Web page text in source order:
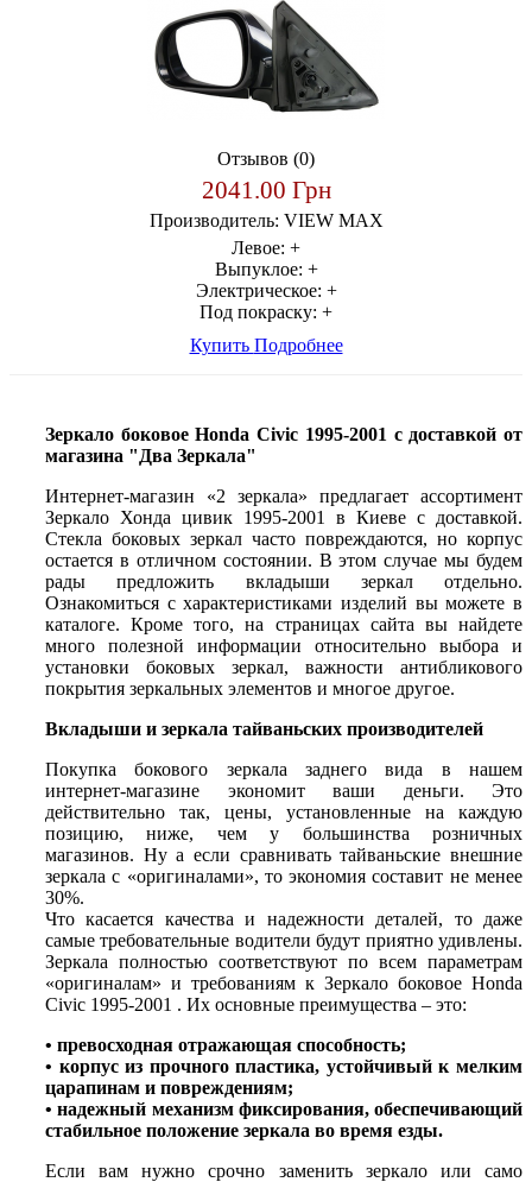
Отзывов (0)
2041.00 Грн
Производитель: VIEW MAX
Левое: +
Выпуклое: +
Электрическое: +
Под покраску: +
Купить Подробнее
Зеркало боковое Honda Civic 1995-2001 с доставкой от
магазина "Два Зеркала"
Интернет-магазин «2 зеркала» предлагает ассортимент
Зеркало Хонда цивик 1995-2001 в Киеве с доставкой.
Стекла боковых зеркал часто повреждаются, но корпус
остается в отличном состоянии. В этом случае мы будем
рады предложить вкладыши зеркал отдельно.
Ознакомиться с характеристиками изделий вы можете в
каталоге. Кроме того, на страницах сайта вы найдете
много полезной информации относительно выбора и
установки боковых зеркал, важности антибликового
покрытия зеркальных элементов и многое другое.
Вкладыши и зеркала тайваньских производителей
Покупка бокового зеркала заднего вида в нашем
интернет-магазине экономит ваши деньги. Это
действительно так, цены, установленные на каждую
позицию, ниже, чем у большинства розничных
магазинов. Ну а если сравнивать тайваньские внешние
зеркала с «оригиналами», то экономия составит не менее
30%.
Что касается качества и надежности деталей, то даже
самые требовательные водители будут приятно удивлены.
Зеркала полностью соответствуют по всем параметрам
«оригиналам» и требованиям к Зеркало боковое Honda
Civic 1995-2001 . Их основные преимущества – это:
• превосходная отражающая способность;
• корпус из прочного пластика, устойчивый к мелким
царапинам и повреждениям;
• надежный механизм фиксирования, обеспечивающий
стабильное положение зеркала во время езды.
Если вам нужно срочно заменить зеркало или само